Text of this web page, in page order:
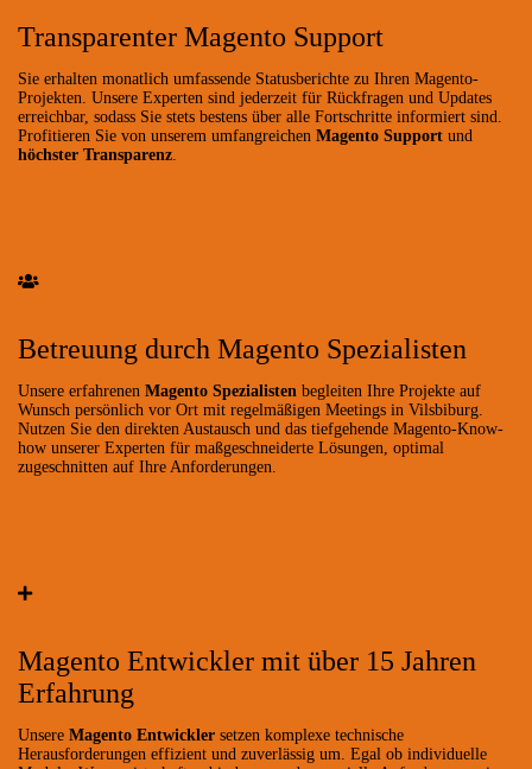
Transparenter Magento Support
Sie erhalten monatlich umfassende Statusberichte zu Ihren Magento-
Projekten. Unsere Experten sind jederzeit für Rückfragen und Updates
erreichbar, sodass Sie stets bestens über alle Fortschritte informiert sind.
Profitieren Sie von unserem umfangreichen Magento Support und
höchster Transparenz
Betreuung durch Magento Spezialisten
Unsere erfahrenen Magento Spezialisten begleiten Ihre Projekte auf
Wunsch persönlich vor Ort mit regelmäßigen Meetings in Vilsbiburg.
Nutzen Sie den direkten Austausch und das tiefgehende Magento-Know-
how unserer Experten für maßgeschneiderte Lösungen, optimal
zugeschnitten auf Ihre Anforderungen.
Magento Entwickler mit über 15 Jahren
Erfahrung
Unsere Magento Entwickler setzen komplexe technische
Herausforderungen effizient und zuverlässig um. Egal ob individuelle